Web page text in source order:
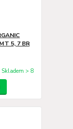
5, 7 BR
Skladem > 8